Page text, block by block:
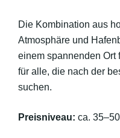
Die Kombination aus
Atmosphäre und
einem spannenden Ort
für alle, die nach der
suchen.
Preisniveau: ca.